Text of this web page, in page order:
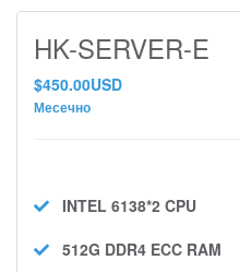
HK-SERVER-E
$450.00USD
Месечно
INTEL 6138*2 CPU
512G DDR4 ECC RAM